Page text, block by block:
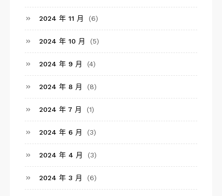
2024 年 11 月 (6)
2024 年 10 月 (5)
2024 年 9 月 (4)
2024 年 8 月 (8)
2024 年 7 月 (1)
2024 年 6 月 (3)
2024 年 4 月 (3)
2024 年 3 月 (6)